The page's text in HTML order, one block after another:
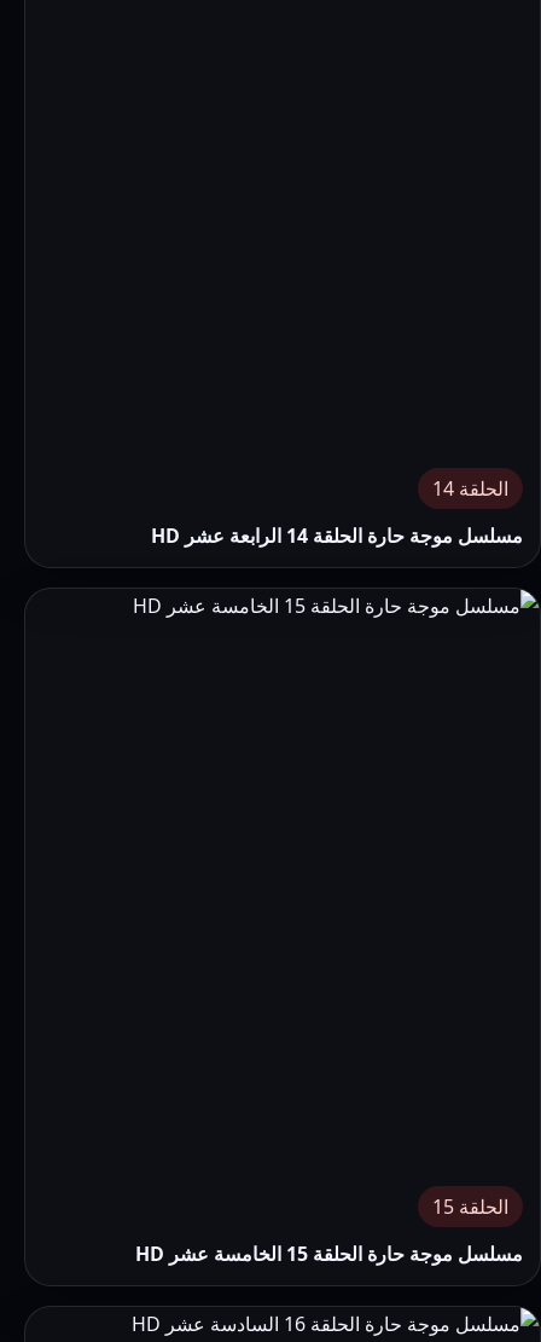
الحلقة 14
مسلسل موجة حارة الحلقة 14 الرابعة عشر HD
الحلقة 15
مسلسل موجة حارة الحلقة 15 الخامسة عشر HD